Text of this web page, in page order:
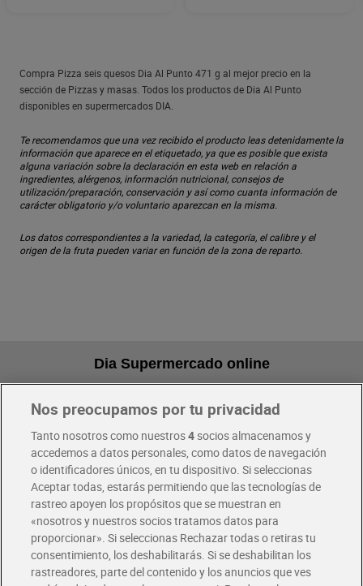
Compra Pizza seis quesos Dia Al Punto 471 g al mejor precio en la
sección de Pizzas y masas. Todos los productos de Dia Al Punto
disponibles en supermercados DIA.
Te recomendamos que una vez recibido el producto leas detenidamente la
información que aparece en el etiquetado, ya que es posible que exista
alguna variación sobre la declaración en esta web en relación a
ingredientes, alérgenos, información nutricional, consejos de
utilización/preparación, conservación y así como cuanta información de
carácter obligatorio y/o voluntario aparezcan en la misma.
Los datos correspondientes a la variedad, la categoría, el calibre y el
origen de la fruta pueden variar en función de la zona de reparto.
Dia Supermercado online
Pide hoy, recibe hoy
Envío gratis por compras superiores a 100€
Envío estandar por 4,99€
Glovo y Uber Eats
Solicita tu factura de Glovo o Uber Eats
Nos preocupamos por tu privacidad
Tanto nosotros como nuestros4socios almacenamos y
accedemos a datos personales, como datos de navegación
o identificadores únicos, en tu dispositivo. Si seleccionas
Aceptar todas, estarás permitiendo que las tecnologías de
rastreo apoyen los propósitos que se muestran en
«nosotros y nuestros socios tratamos datos para
proporcionar». Si seleccionas Rechazar todas o retiras tu
consentimiento, los deshabilitarás. Si se deshabilitan los
rastreadores, parte del contenido y los anuncios que ves